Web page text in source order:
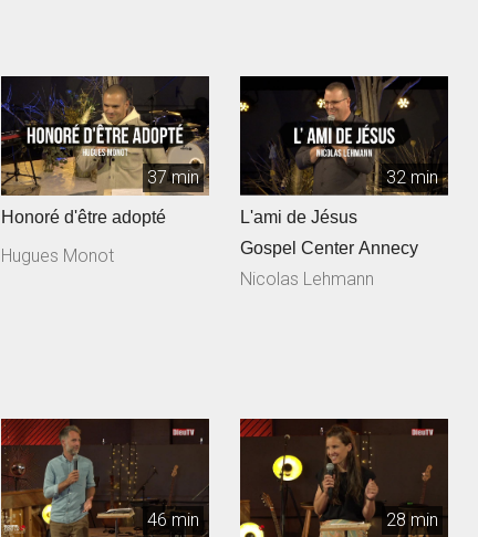
37 min
Honoré d'être adopté
Hugues Monot
32 min
L'ami de Jésus
Gospel Center Annecy
Nicolas Lehmann
46 min 28 min